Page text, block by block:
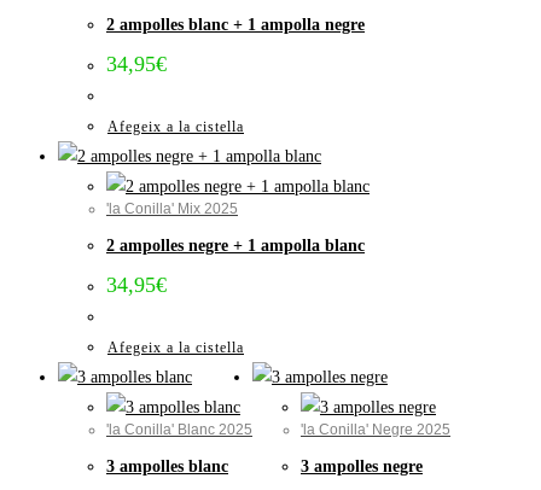
2 ampolles blanc + 1 ampolla negre
34,95€
Afegeix a la cistella
'la Conilla' Mix 2025
2 ampolles negre + 1 ampolla blanc
34,95€
Afegeix a la cistella
'la Conilla' Blanc 2025
3 ampolles blanc
'la Conilla' Negre 2025
3 ampolles negre